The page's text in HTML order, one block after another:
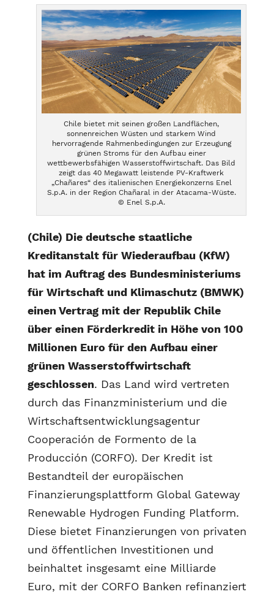
Chile bietet mit seinen großen Landflächen,
sonnenreichen Wüsten und starkem Wind
hervorragende Rahmenbedingungen zur Erzeugung
grünen Stroms für den Aufbau einer
wettbewerbsfähigen Wasserstoffwirtschaft. Das Bild
zeigt das 40 Megawatt leistende PV-Kraftwerk
„Chañares“ des italienischen Energiekonzerns Enel
S.p.A. in der Region Chañaral in der Atacama-Wüste.
© Enel S.p.A.
(Chile) Die deutsche staatliche
Kreditanstalt für Wiederaufbau (KfW)
hat im Auftrag des Bundesministeriums
für Wirtschaft und Klimaschutz (BMWK)
einen Vertrag mit der Republik Chile
über einen Förderkredit in Höhe von 100
Millionen Euro für den Aufbau einer
grünen Wasserstoffwirtschaft
geschlossen. Das Land wird vertreten
durch das Finanzministerium und die
Wirtschaftsentwicklungsagentur
Cooperación de Formento de la
Producción (CORFO). Der Kredit ist
Bestandteil der europäischen
Finanzierungsplattform Global Gateway
Renewable Hydrogen Funding Platform.
Diese bietet Finanzierungen von privaten
und öffentlichen Investitionen und
beinhaltet insgesamt eine Milliarde
Euro, mit der CORFO Banken refinanziert